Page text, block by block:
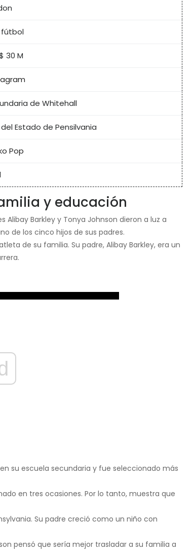
30 M
de Whitehall
Estado de Pensilvania
Pop
y educación
Alibay Barkley y Tonya Johnson dieron a luz a
de los cinco hijos de sus padres.
de su familia. Su padre, Alibay Barkley, era un
su escuela secundaria y fue seleccionado más
en tres ocasiones. Por lo tanto, muestra que
Su padre creció como un niño con
pensó que sería mejor trasladar a su familia a